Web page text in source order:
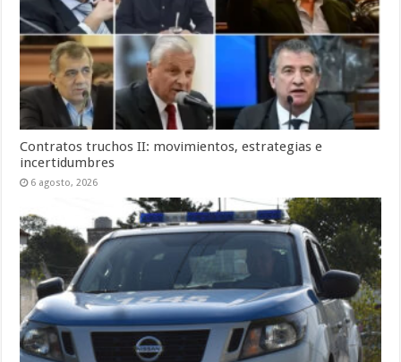
Contratos truchos II: movimientos, estrategias e
incertidumbres
6 agosto, 2026